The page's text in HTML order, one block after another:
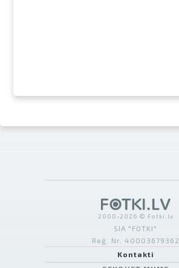
2000-2026 © Fotki.lv
SIA "FOTKI"
Reģ. Nr. 40003679362
Kontakti